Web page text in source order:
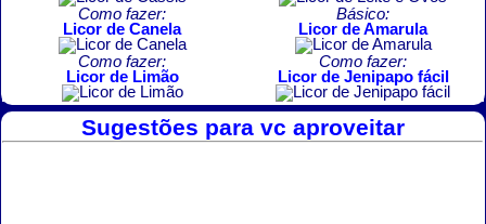
Como fazer:
Licor de Canela
Básico:
Licor de Amarula
Como fazer:
Licor de Limão
Como fazer:
Licor de Jenipapo fácil
Sugestões para vc aproveitar